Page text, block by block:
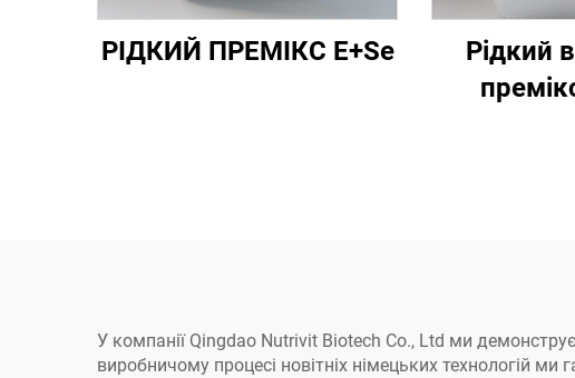
РІДКИЙ ПРЕМІКС E+Se
Рідкий
У компанії Qingdao Nutrivit Biotech Co., Ltd ми
виробничому процесі новітніх німецьких технологій